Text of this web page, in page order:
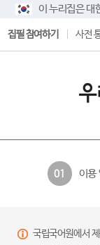
이 누리집은 대
집필 참여하기 사전
01 이용
국립국어원에서